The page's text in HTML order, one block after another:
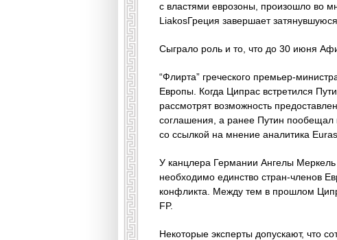
с властями еврозоны, произошло во
LiakosГреция завершает
Сыграло роль и то, что до 30 июня
“Флирта” греческого премьер-
Европы. Когда Ципрас встретился
рассмотрят возможность
соглашения, а ранее Путин пообещал
со ссылкой на мнение аналитика
У канцлера Германии Ангелы
необходимо единство стран-членов
конфликта. Между тем в прошлом
FP.
Некоторые эксперты допускают, что